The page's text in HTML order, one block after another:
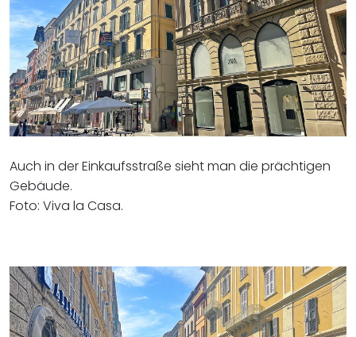
Auch in der Einkaufsstraße sieht man die prächtigen
Gebäude.
Foto: Viva la Casa.